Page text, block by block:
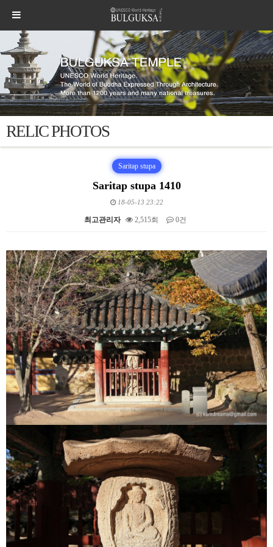
RELIC PHOTOS
Saritap stupa
Saritap stupa 1410
18-05-13 23:22
최고관리자 2,515회 0건
본문